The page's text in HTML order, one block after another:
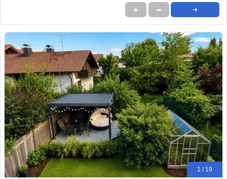
★ ➦ ➜
1 / 19